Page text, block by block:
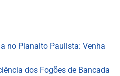
no Planalto Paulista: Venha
dos Fogões de Bancada